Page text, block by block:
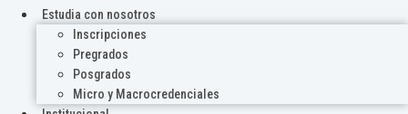
Estudia con nosotros
Inscripciones
Pregrados
Posgrados
Micro y Macrocredenciales